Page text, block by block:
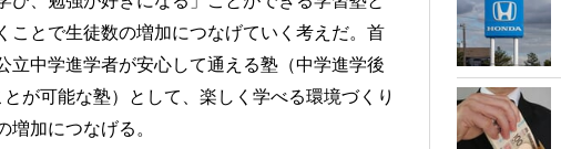
ことで生徒数の増加につなげていく考えだ。首
中学進学者が安心して通える塾（中学進学後
が可能な塾）として、楽しく学べる環境づくり
加につなげる。